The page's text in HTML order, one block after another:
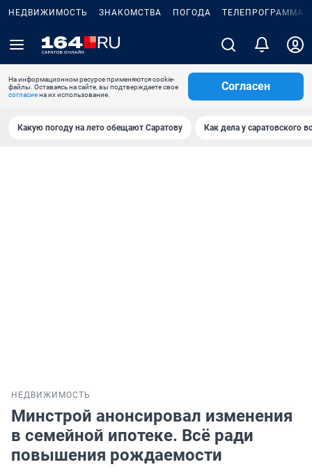
НЕДВИЖИМОСТЬ ЗНАКОМСТВА ПОГОДА ТЕЛЕПРОГРАММА
На информационном ресурсе применяются cookie-
файлы. Оставаясь на сайте, вы подтверждаете свое
согласиена их использование.
Согласен
Какую погоду на лето обещают Саратову Как дела у саратовского
НЕДВИЖИМОСТЬ
Минстрой анонсировал изменения
в семейной ипотеке. Всё ради
повышения рождаемости